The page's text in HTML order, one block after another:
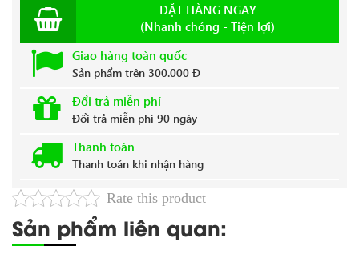
ĐẶT HÀNG NGAY
(Nhanh chóng - Tiện lợi)
Giao hàng toàn quốc
Sản phẩm trên 300.000 Đ
Đổi trả miễn phí
Đổi trả miễn phí 90 ngày
Thanh toán
Thanh toán khi nhận hàng
Rate this product
Sản phẩm liên quan: